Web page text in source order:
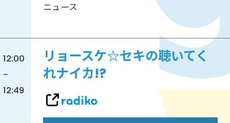
ニュース
12:00
-
12:49
リョースケ☆セキの聴いてく
れナイカ!?